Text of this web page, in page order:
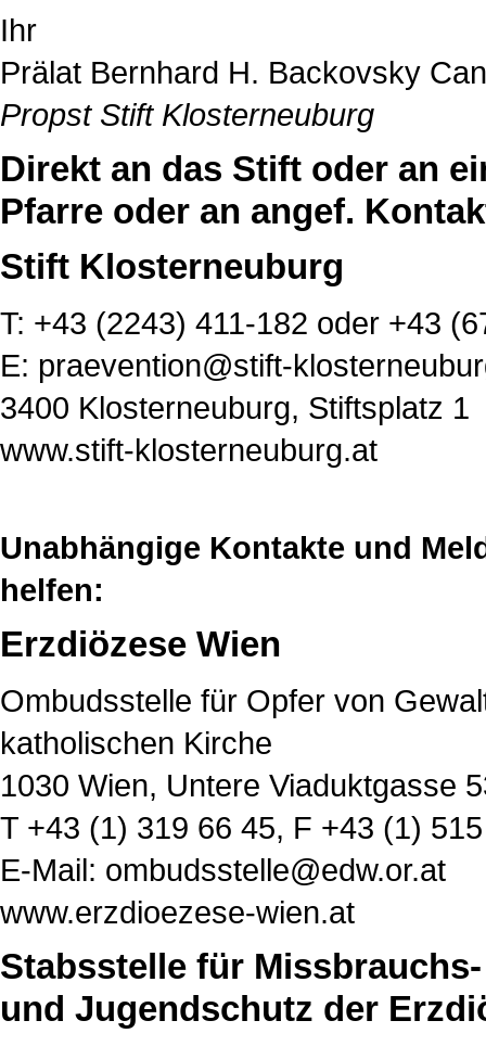
Ihr
Prälat Bernhard H. Backovsky
Propst Stift Klosterneuburg
Direkt an das Stift oder an
Pfarre oder an angef.
Stift Klosterneuburg
T: +43 (2243) 411-182 oder +43
E: praevention@stift-
3400 Klosterneuburg, Stiftsplatz 1
www.stift-klosterneuburg.at
Unabhängige Kontakte und
helfen:
Erzdiözese Wien
Ombudsstelle für Opfer von
katholischen Kirche
1030 Wien, Untere Viaduktgasse
T +43 (1) 319 66 45, F +43 (1)
E-Mail: ombudsstelle@edw.or.at
www.erzdioezese-wien.at
Stabsstelle für
und Jugendschutz der